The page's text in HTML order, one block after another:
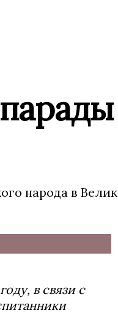
народа в
в связи с